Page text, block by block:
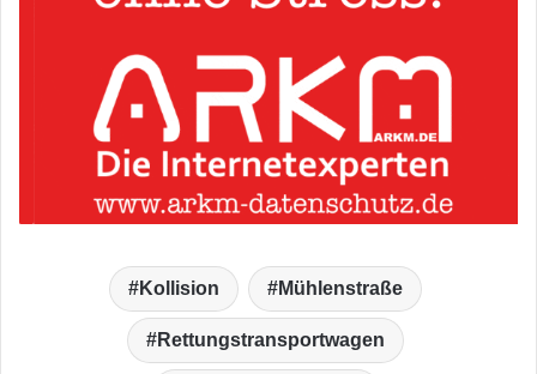
Kollision Mühlenstraße
Rettungstransportwagen